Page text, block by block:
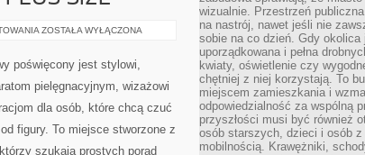
TRENDY
W
MODZIE
SIZE
ZOSTAŁA WYŁĄCZONA
poświęcony jest stylowi,
pielęgnacyjnym, wizażowi
dla osób, które chcą czuć
figury. To miejsce stworzone z
szukają prostych porad
wizualnie. Przestrzeń
na nastrój, nawet jeśli nie
sobie na co dzień. Gdy okolica
uporządkowana i pełna
kwiaty, oświetlenie czy
chętniej z niej korzystają. To
miejscem zamieszkania i
odpowiedzialność za wspólną
przyszłości musi być również
osób starszych, dzieci i osób z
mobilnością. Krawężniki,